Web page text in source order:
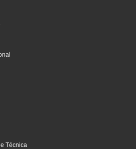
Técnica